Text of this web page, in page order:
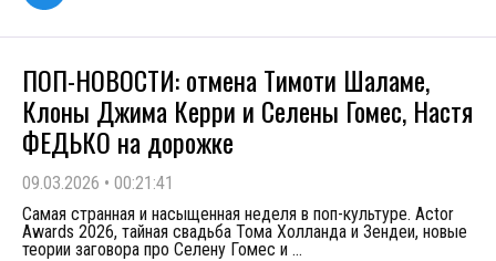
ПОП-НОВОСТИ: отмена Тимоти Шаламе,
Клоны Джима Керри и Селены Гомес, Настя
ФЕДЬКО на дорожке
09.03.2026 • 00:21:41
Самая странная и насыщенная неделя в поп-культуре. Actor
Awards 2026, тайная свадьба Тома Холланда и Зендеи, новые
теории заговора про Селену Гомес и ...